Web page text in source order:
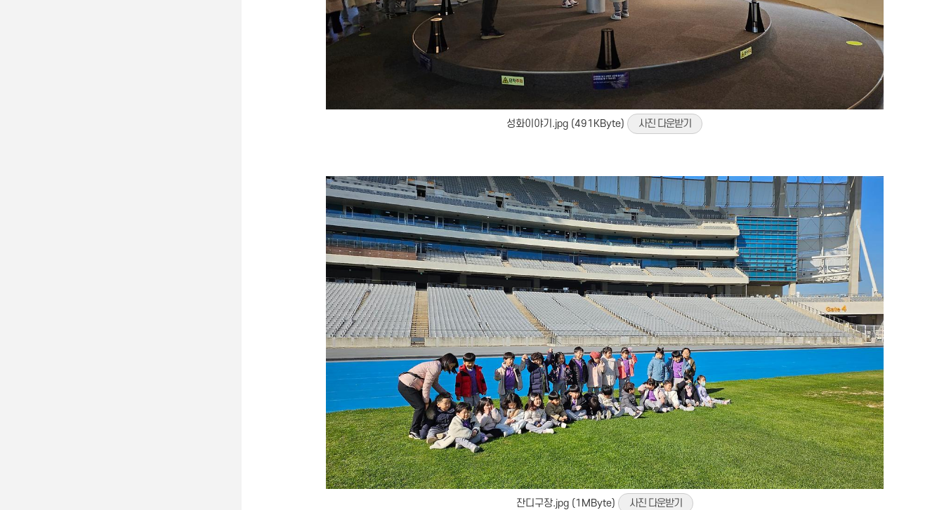
성화이야기.jpg (491KByte) 사진 다운받기
잔디구장.jpg (1MByte) 사진 다운받기